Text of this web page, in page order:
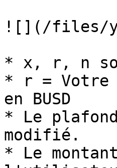
![](/files/
* x, r, n
* r = Votre
en BUSD
* Le
modifié.
* Le